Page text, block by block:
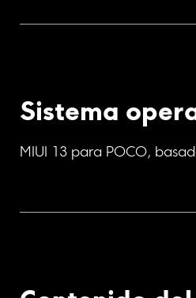
Sistema
MIUI 13 para POCO,